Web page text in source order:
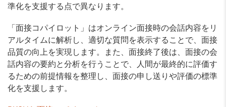
準化を支援する点で異なります。
「面接コパイロット」はオンライン面接時の会話内容をリ
アルタイムに解析し、適切な質問を表示することで、面接
品質の向上を実現します。また、面接終了後は、面接の会
話内容の要約と分析を行うことで、人間が最終的に評価す
るための前提情報を整理し、面接の申し送りや評価の標準
化を支援します。